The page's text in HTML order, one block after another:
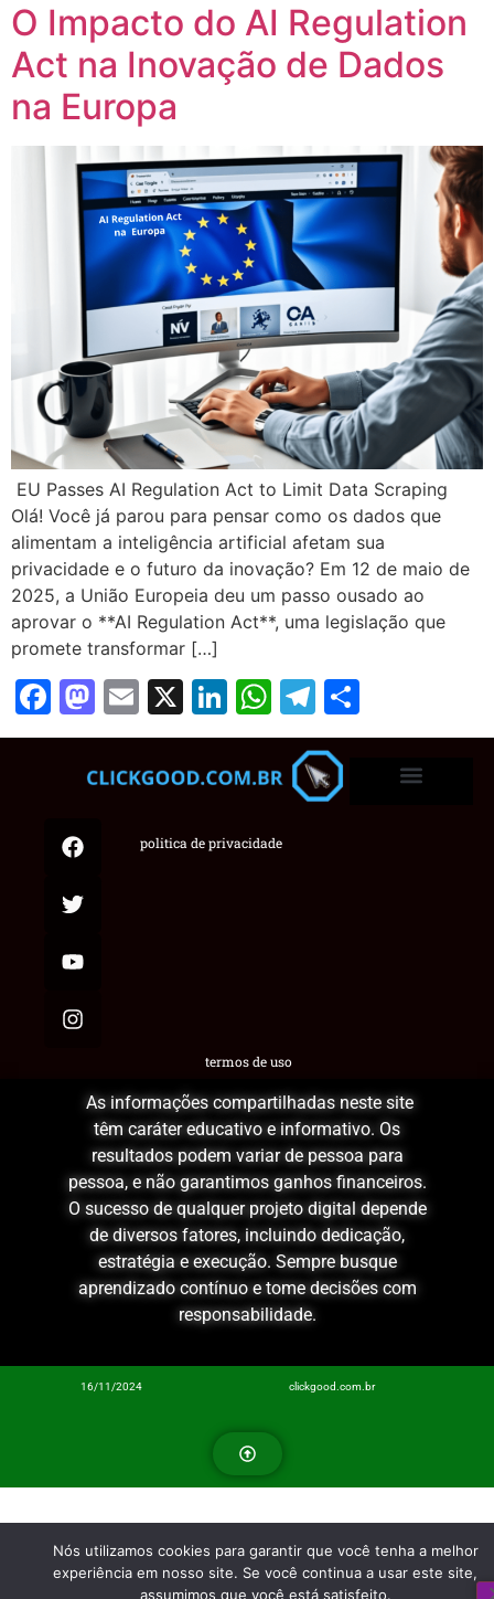
O Impacto do AI Regulation
Act na Inovação de Dados
na Europa
EU Passes AI Regulation Act to Limit Data Scraping
Olá! Você já parou para pensar como os dados que
alimentam a inteligência artificial afetam sua
privacidade e o futuro da inovação? Em 12 de maio de
2025, a União Europeia deu um passo ousado ao
aprovar o **AI Regulation Act**, uma legislação que
promete transformar […]
Facebook
Mastodon
Email
X LinkedIn
WhatsApp
Telegram
termos de uso
politica de privacidade
As informações compartilhadas neste site
têm caráter educativo e informativo. Os
resultados podem variar de pessoa para
pessoa, e não garantimos ganhos financeiros.
O sucesso de qualquer projeto digital depende
de diversos fatores, incluindo dedicação,
estratégia e execução. Sempre busque
aprendizado contínuo e tome decisões com
responsabilidade.
16/11/2024 clickgood.com.br
Nós utilizamos cookies para garantir que você tenha a melhor
experiência em nosso site. Se você continua a usar este site,
assumimos que você está satisfeito.